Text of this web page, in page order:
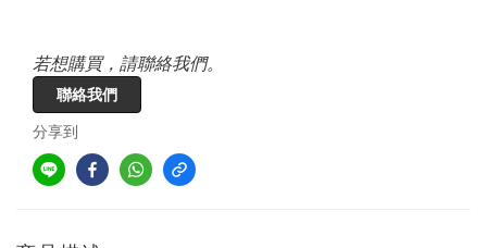
若想購買，請聯絡我們。
聯絡我們
分享到